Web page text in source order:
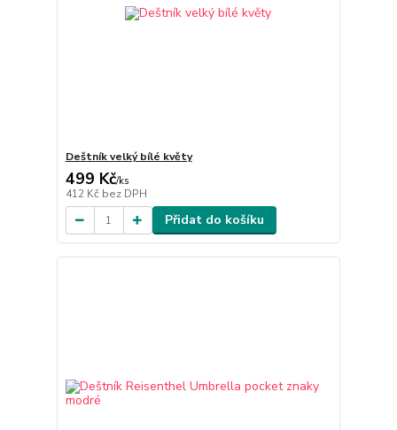
Deštník velký bílé květy
499 Kč/ks
412 Kč bez DPH
Přidat do košíku